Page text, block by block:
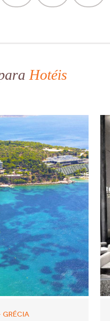
Hotéis
GRÉCIA